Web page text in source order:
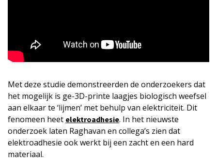
Met deze studie demonstreerden de onderzoekers dat
het mogelijk is ge-3D-printe laagjes biologisch weefsel
aan elkaar te ‘lijmen’ met behulp van elektriciteit. Dit
fenomeen heet elektroadhesie. In het nieuwste
onderzoek laten Raghavan en collega’s zien dat
elektroadhesie ook werkt bij een zacht en een hard
materiaal.